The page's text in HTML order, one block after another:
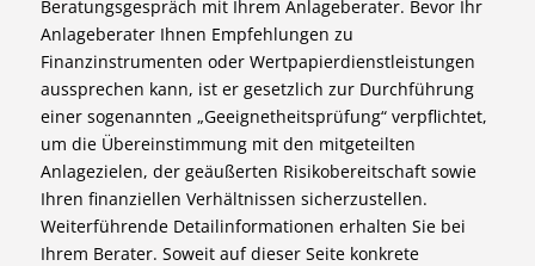
Beratungsgespräch mit Ihrem Anlageberater. Bevor Ihr
Anlageberater Ihnen Empfehlungen zu
Finanzinstrumenten oder Wertpapierdienstleistungen
aussprechen kann, ist er gesetzlich zur Durchführung
einer sogenannten „Geeignetheitsprüfung“ verpflichtet,
um die Übereinstimmung mit den mitgeteilten
Anlagezielen, der geäußerten Risikobereitschaft sowie
Ihren finanziellen Verhältnissen sicherzustellen.
Weiterführende Detailinformationen erhalten Sie bei
Ihrem Berater. Soweit auf dieser Seite konkrete